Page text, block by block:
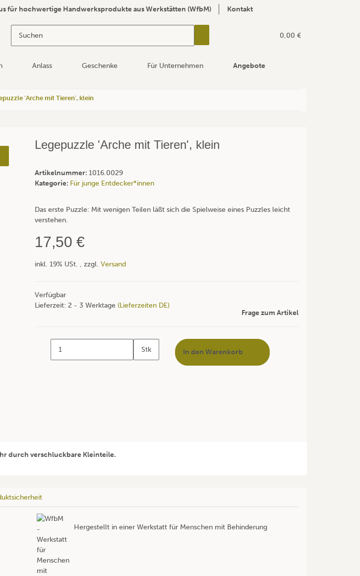
für hochwertige Handwerksprodukte aus Werkstätten (WfbM) Kontakt
0,00 €
Anlass Geschenke Für Unternehmen Angebote
'Arche mit Tieren', klein
Legepuzzle 'Arche mit Tieren', klein
Artikelnummer: 1016.0029
Kategorie: Für junge Entdecker*innen
Das erste Puzzle: Mit wenigen Teilen läßt sich die Spielweise eines Puzzles leicht
verstehen.
17,50 €
inkl. 19% USt. , zzgl. Versand
Verfügbar
Lieferzeit: 2 - 3 Werktage (Lieferzeiten DE)
Frage zum Artikel
Stk In den Warenkorb
durch verschluckbare Kleinteile.
Hergestellt in einer Werkstatt für Menschen mit Behinderung